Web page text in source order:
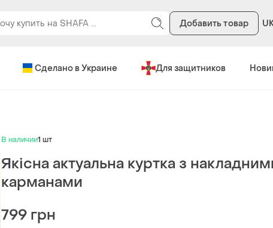
Добавить товар
Сделано в Украине Для защитников
В наличии1 шт
Якісна актуальна куртка з
карманами
799 грн